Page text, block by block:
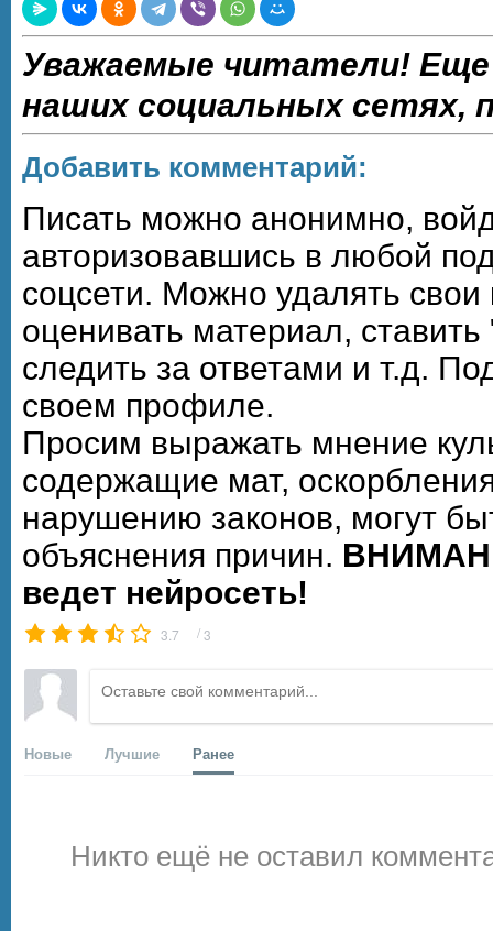
Уважаемые читатели!
наших социальных сетях,
Добавить комментарий:
Писать можно анонимно,
авторизовавшись в любой
соцсети. Можно удалять
оценивать материал, ставить
следить за ответами и т.д.
своем профиле.
Просим выражать мнение
содержащие мат,
нарушению законов, могут
объяснения причин.
ведет нейросеть!
3.7 /3
Новые Лучшие Ранее
Никто ещё не оставил